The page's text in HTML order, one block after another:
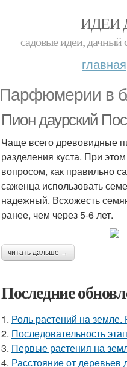
ИДЕИ
садовые идеи, дачный
главная
Парфюмерии в
Пион даурский
Чаще всего древовидные
разделения куста. При
вопросом, как правильно
саженца использовать
надежный. Всхожесть
ранее, чем через 5-6 лет.
читать дальше →
Последние
1. Роль растений на
2. Последовательность
3. Первые растения на
4. Расстояние от деревьев